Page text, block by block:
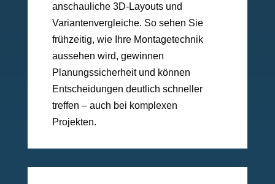
anschauliche 3D-Layouts und
Variantenvergleiche. So sehen Sie
frühzeitig, wie Ihre Montagetechnik
aussehen wird, gewinnen
Planungssicherheit und können
Entscheidungen deutlich schneller
treffen – auch bei komplexen
Projekten.